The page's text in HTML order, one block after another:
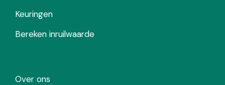
Keuringen
Bereken inruilwaarde
Over ons